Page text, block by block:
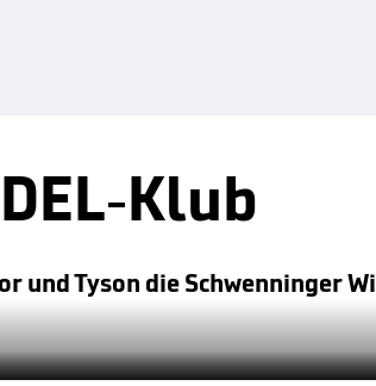
Klub
und Tyson die Schwenninger